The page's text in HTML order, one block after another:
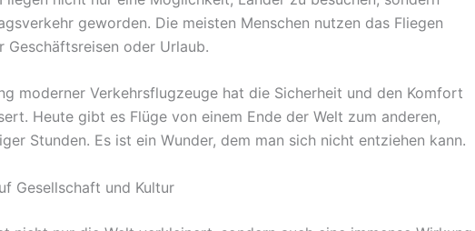
geworden. Die meisten Menschen nutzen das Fliegen
Geschäftsreisen oder Urlaub.
moderner Verkehrsflugzeuge hat die Sicherheit und den Komfort
Heute gibt es Flüge von einem Ende der Welt zum anderen,
Stunden. Es ist ein Wunder, dem man sich nicht entziehen kann.
Gesellschaft und Kultur